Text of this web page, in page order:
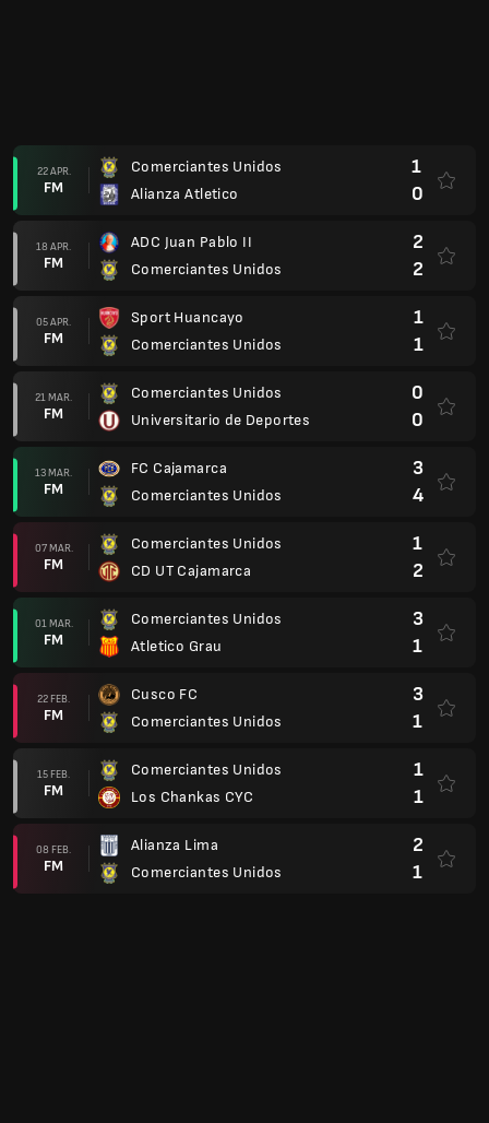
13 MAR.
FM
FC Cajamarca
Comerciantes Unidos
3
4
07 MAR.
FM
Comerciantes Unidos
CD UT Cajamarca
1
2
01 MAR.
FM
Comerciantes Unidos
Atletico Grau
3
1
22 FEB.
FM
Cusco FC
Comerciantes Unidos
3
1
15 FEB.
FM
Comerciantes Unidos
Los Chankas CYC
1
1
08 FEB.
FM
Alianza Lima
Comerciantes Unidos
2
1
02 FEB.
FM
Comerciantes Unidos
Club Deportivo Moquegua
1
0
Liga 1 2025, Overall
Asociacion Deportiva Tarma
1
0
Comerciantes Unidos
0
1
Sporting Cristal
2